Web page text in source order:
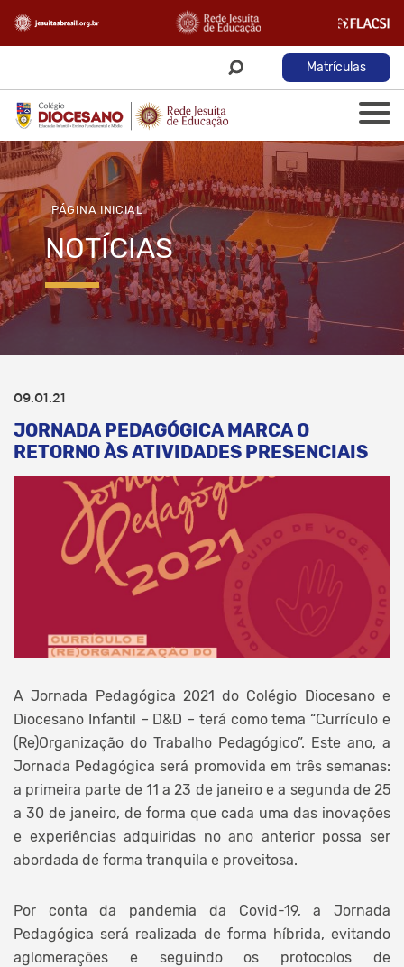
Matrículas
PÁGINA INICIAL
NOTÍCIAS
09.01.21
JORNADA PEDAGÓGICA MARCA O
RETORNO ÀS ATIVIDADES PRESENCIAIS
A Jornada Pedagógica 2021 do Colégio Diocesano e
Diocesano Infantil – D&D – terá como tema “Currículo e
(Re)Organização do Trabalho Pedagógico”. Este ano, a
Jornada Pedagógica será promovida em três semanas:
a primeira parte de 11 a 23 de janeiro e a segunda de 25
a 30 de janeiro, de forma que cada uma das inovações
e experiências adquiridas no ano anterior possa ser
abordada de forma tranquila e proveitosa.
Por conta da pandemia da Covid-19, a Jornada
Pedagógica será realizada de forma híbrida, evitando
aglomerações e seguindo os protocolos de